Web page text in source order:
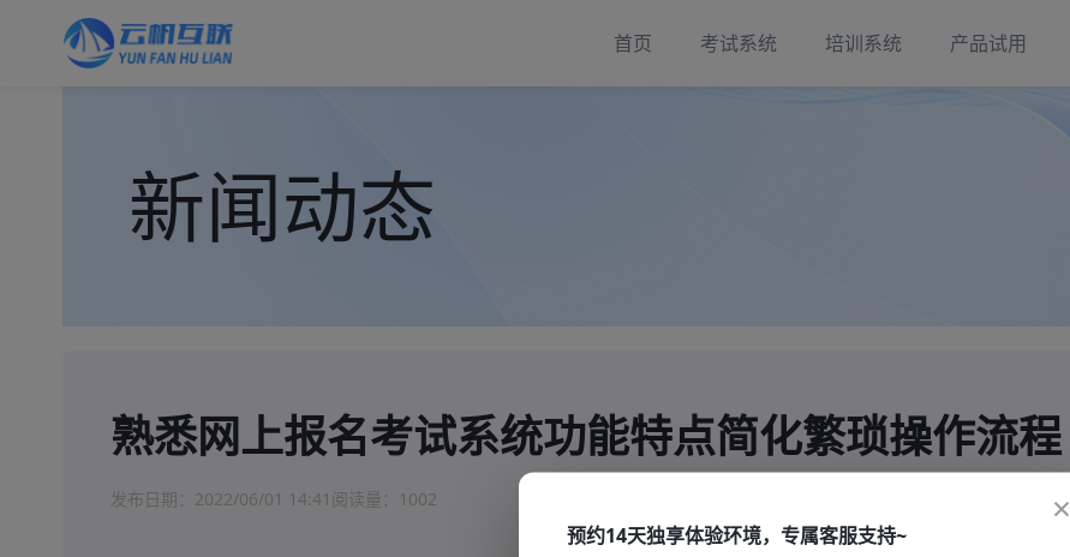
首页 考试系统 培训系统 产品试用
新闻动态
熟悉网上报名考试系统功能特点简化繁琐操作流程
发布日期： 2022/06/01 14:41 阅读量： 1002 ×
预约14天独享体验环境，专属客服支持~